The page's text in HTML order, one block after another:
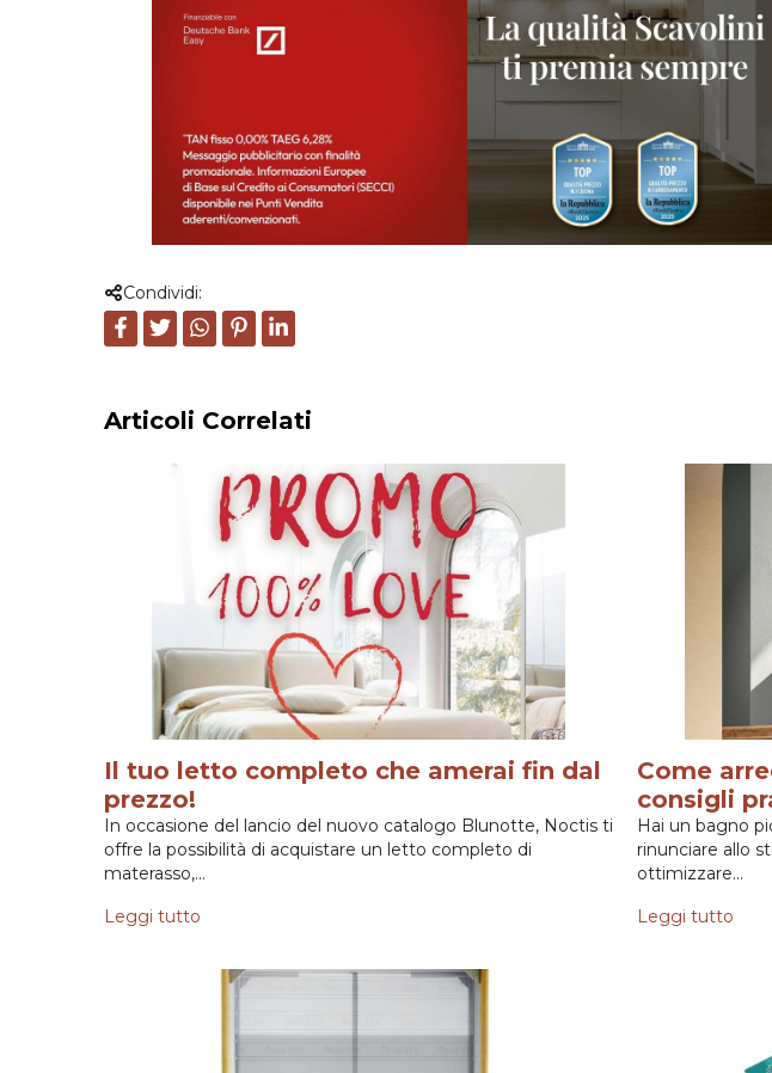
Condividi:
Articoli Correlati
Il tuo letto completo che amerai fin dal
prezzo!
In occasione del lancio del nuovo catalogo Blunotte, Noctis ti
offre la possibilità di acquistare un letto completo di
materasso,…
Leggi tutto
Come
consigli
Hai un bagno
rinunciare allo
ottimizzare…
Leggi tutto